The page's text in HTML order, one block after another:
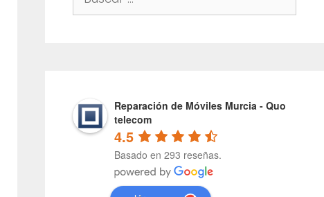
Reparación de Móviles Murcia - Quo
telecom
4.5
Basado en 293 reseñas.